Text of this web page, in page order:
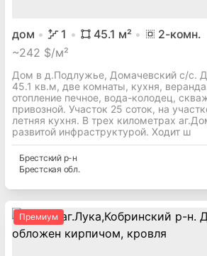
дом 1 45.1 м² 2-комн.
~242 $/м²
Дом в д.Подлужье, Домачевский с/с.
45.1 кв.м, две комнаты, кухня,
отопление печное, вода-колодец,
привозной. Участок 25 соток, на
летняя кухня. В трех километрах
развитой инфраструктурой. Ходит ш
Брестскийр-н
Брестская обл.
Премиум